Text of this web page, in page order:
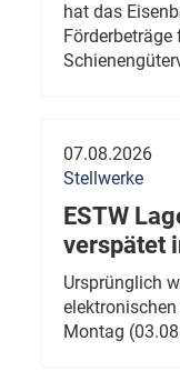
hat das
07.08.2026
Stellwerke
ESTW
verspätet
Ursprünglich
Montag